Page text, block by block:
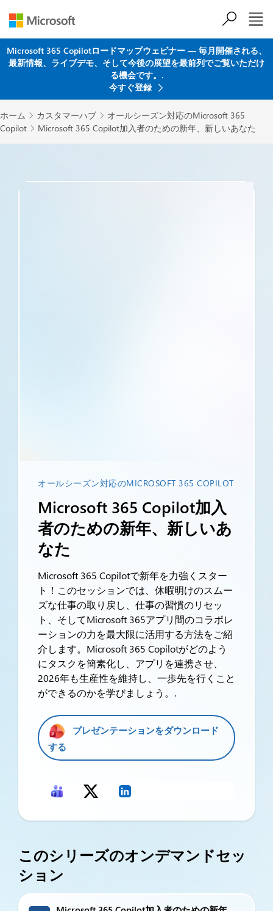
Microsoft 365 Copilotロードマップウェビナー ― 毎月開催される、
最新情報、ライブデモ、そして今後の展望を最前列でご覧いただけ
る機会です。.
今すぐ登録
ホーム  カスタマーハブ 
オールシーズン対応のMicrosoft 365
Copilot
 Microsoft 365 Copilot加入者のための新年、新しいあなた
オールシーズン対応のMICROSOFT 365 COPILOT
Microsoft 365 Copilot加入
者のための新年、新しいあ
なた
Microsoft 365 Copilotで新年を力強くスター
ト！このセッションでは、休暇明けのスムー
ズな仕事の取り戻し、仕事の習慣のリセッ
ト、そしてMicrosoft 365アプリ間のコラボレ
ーションの力を最大限に活用する方法をご紹
介します。Microsoft 365 Copilotがどのよう
にタスクを簡素化し、アプリを連携させ、
2026年も生産性を維持し、一歩先を行くこと
ができるのかを学びましょう。.
プレゼンテーションをダウンロード
する
このシリーズのオンデマンドセッ
ション